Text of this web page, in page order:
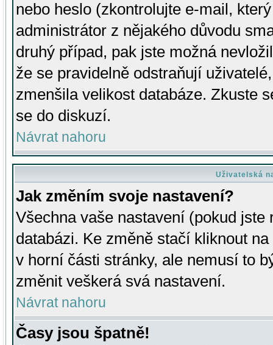
nebo heslo (zkontrolujte e-mail,
administrátor z nějakého důvodu
druhý případ, pak jste možná
že se pravidelně odstraňují
zmenšila velikost databáze. Zkuste
se do diskuzí.
Návrat nahoru
Uživatelská
Jak změním svoje nastavení?
Všechna vaše nastavení (pokud
databázi. Ke změně stačí kliknout
v horní části stránky, ale nemusí to
změnit veškerá svá nastavení.
Návrat nahoru
Časy jsou špatně!